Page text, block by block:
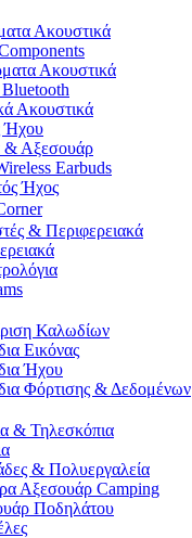
Ακουστικά
Ακουστικά
Ακουστικά
Ήχου
& Αξεσουάρ
Earbuds
Ήχος
& Περιφερειακά
Καλωδίων
Εικόνας
Ήχου
Φόρτισης & Δεδομένων
& Τηλεσκόπια
& Πολυεργαλεία
Αξεσουάρ Camping
Ποδηλάτου